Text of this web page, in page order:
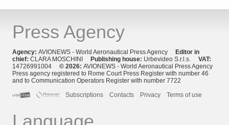
Press Agency
Agency: AVIONEWS - World Aeronautical Press Agency Editor in
chief: CLARA MOSCHINI Publishing house: Urbevideo S.r.l.s. VAT:
14726991004 © 2026: AVIONEWS - World Aeronautical Press Agency
Press agency registered to Rome Court Press Register with number 46
and to Communication Operators Register with number 7722
Subscriptions
Contacts Privacy Terms of use